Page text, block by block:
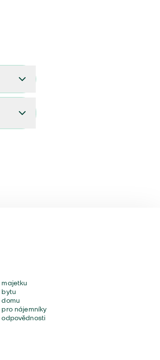
majetku
bytu
domu
pro nájemníky
odpovědnosti